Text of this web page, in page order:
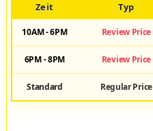
Zeit Typ
10AM - 6PM Review Price
6PM - 8PM Review Price
Standard Regular Price